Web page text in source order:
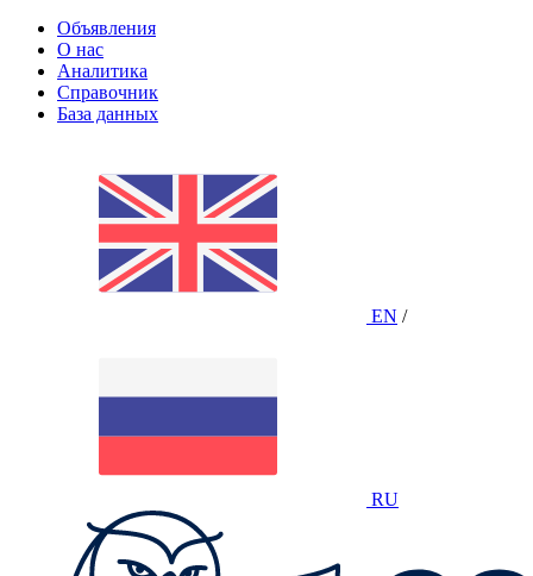
Объявления
О нас
Аналитика
Справочник
База данных
EN /
RU